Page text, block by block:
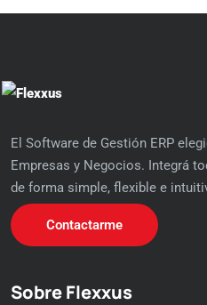
El Software de Gestión ERP
Empresas y Negocios. Integrá
de forma simple, flexible e
Contactarme
Sobre Flexxus